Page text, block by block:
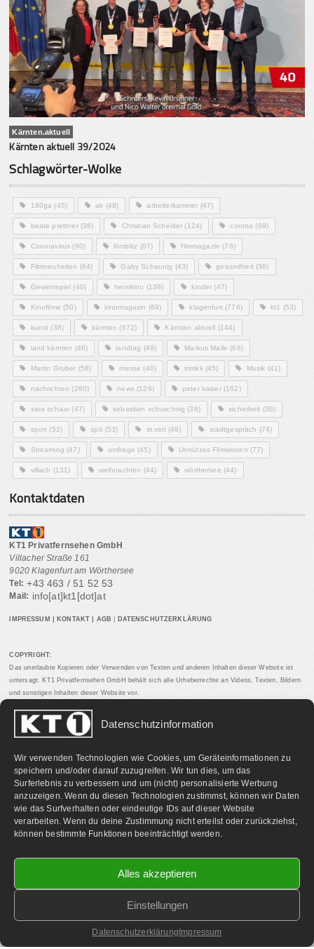
Datenschutzinformation
Wir verwenden Technologien wie Cookies, um Geräteinformationen zu
speichern und/oder darauf zuzugreifen. Wir tun dies, um das
Surferlebnis zu verbessern und um (nicht) personalisierte Werbung
anzuzeigen. Wenn du diesen Technologien zustimmst, können wir Daten
wie das Surfverhalten oder eindeutige IDs auf dieser Website
verarbeiten. Wenn du deine Zustimmung nicht erteilst oder zurückziehst,
können bestimmte Funktionen beeinträchtigt werden.
Alles akzeptieren
Einstellungen
Datenschutzerklärung Impressum
Kärnten.aktuell
Kärnten aktuell 39/2024
Schlagwörter-Wolke
180ga (45) ak (48) arbeiterkammer (47)
beate prettner(38) Christian Scheider (124) corona (69)
Coronavirus (90) filmblitz (87) filmmagazin (76)
Filmneuheiten (64) Gaby Schaunig (43) gesundheit(36)
Gewinnspiel (40) heimkino (138) kinder (47)
Kinofilme (50) kinomagazin (69) klagenfurt(776) kt1 (53)
kunst (38) kärnten (672) Kärnten aktuell (144)
land kärnten (46) landtag (49) Markus Malle (68)
Martin Gruber (58) messe (40) mmkk(45) Musik (41)
nachrichten (280) news(126) peter kaiser(162)
sara schaar (47) sebastian schuschnig (38) sicherheit (36)
sport (52) spö (53) st.veit(49) stadtgespräch (74)
Streaming (47) umfrage (45) Unnützes Filmwissen (77)
villach (131) weihnachten (44) wörthersee (44)
Kontaktdaten
KT1 Privatfernsehen GmbH
Villacher Straße 161
9020 Klagenfurt am Wörthersee
Tel: +43 463 / 51 52 53
Mail: info[at]kt1[dot]at
IMPRESSUM KONTAKT AGB DATENSCHUTZERKLÄRUNG
COPYRIGHT:
Das unerlaubte Kopieren oder Verwenden von Texten und anderen Inhalten dieser Website ist
untersagt. KT1 Privatfernsehen GmbH behält sich alle Urheberrechte an Videos, Texten, Bildern
und sonstigen Inhalten dieser Website vor.
PARTNERLINKS:
2026 KT1 Privatfernsehen - Alle Rechte vorbehalten.
Homepage & Webbetreuung DF-Media.at